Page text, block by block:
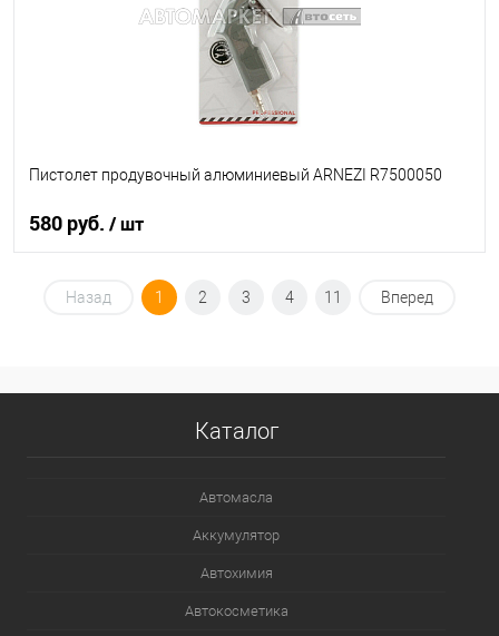
Пистолет продувочный алюминиевый ARNEZI R7500050
580 руб. / шт
В корзину
Назад 1 2 3 4 11 Вперед
Каталог
Автомасла
Аккумулятор
Автохимия
Автокосметика